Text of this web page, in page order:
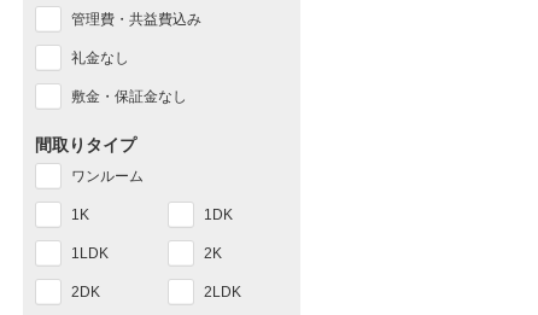
管理費・共益費込み
礼金なし
敷金・保証金なし
間取りタイプ
ワンルーム
1K 1DK
1LDK 2K
2DK 2LDK